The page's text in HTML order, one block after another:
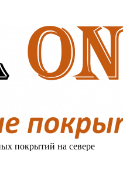
покрытий на севере